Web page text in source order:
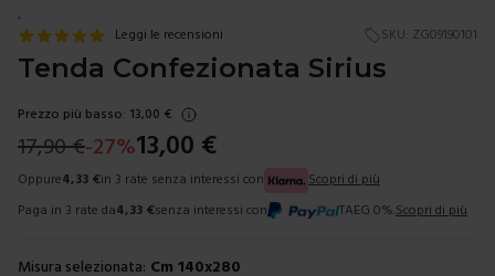
.
Leggi le recensioni SKU: ZG09190101
Tenda Confezionata Sirius
Prezzo più basso: 13,00 €
17,90€-27%13,00 €
Oppure4,33 €in 3 rate senza interessi con
Scopri di più
Paga in 3 rate da4,33 €senza interessi con TAEG 0%. Scopri di più
Misura selezionata: Cm 140x280